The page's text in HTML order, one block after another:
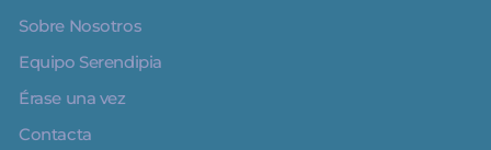
Sobre Nosotros
Equipo Serendipia
Érase una vez
Contacta